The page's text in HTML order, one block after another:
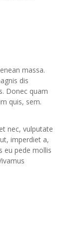
massa.
dis
Donec quam
quis, sem.
nec, vulputate
imperdiet a,
eu pede mollis